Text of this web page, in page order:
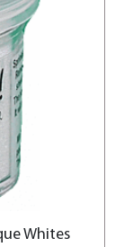
Whites